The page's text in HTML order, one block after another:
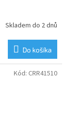
Skladem do 2 dnů
Do košíka
Kód: CRR41510